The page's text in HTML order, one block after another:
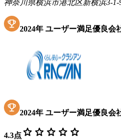
神奈川県横浜市港北区新横浜3-
2024年 ユーザー満足優良会
2024年 ユーザー満足優良会
4.3点 star star star star star